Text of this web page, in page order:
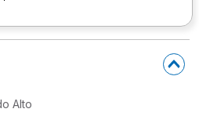
Alto